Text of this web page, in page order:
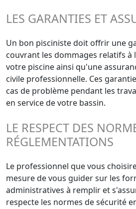
LES GARANTIES ET
Un bon pisciniste doit offrir une
couvrant les dommages relatifs à
votre piscine ainsi qu'une
civile professionnelle. Ces
cas de problème pendant les
en service de votre bassin.
LE RESPECT DES
RÉGLEMENTATIONS
Le professionnel que vous
mesure de vous guider sur les
administratives à remplir et
respecte les normes de sécurité